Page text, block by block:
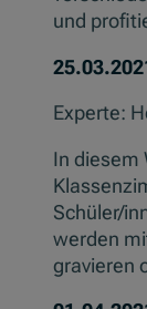
und
Experte:
In diesem
Schüler/
werden
gravieren